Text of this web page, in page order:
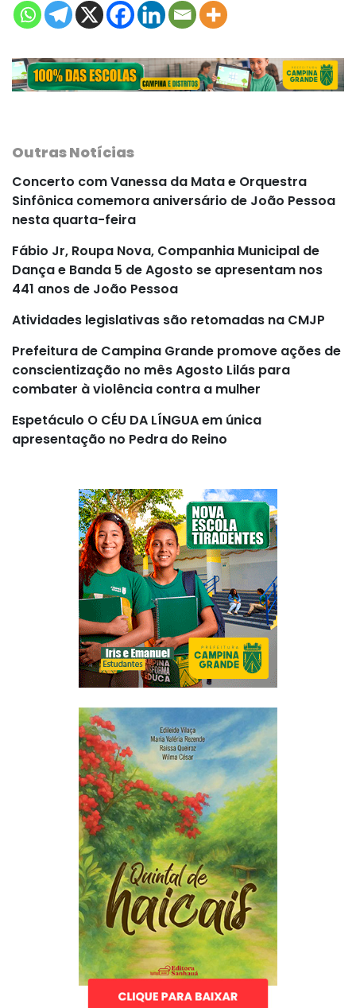
Outras Notícias
Concerto com Vanessa da Mata e Orquestra
Sinfônica comemora aniversário de João Pessoa
nesta quarta-feira
Fábio Jr, Roupa Nova, Companhia Municipal de
Dança e Banda 5 de Agosto se apresentam nos
441 anos de João Pessoa
Atividades legislativas são retomadas na CMJP
Prefeitura de Campina Grande promove ações de
conscientização no mês Agosto Lilás para
combater à violência contra a mulher
Espetáculo O CÉU DA LÍNGUA em única
apresentação no Pedra do Reino